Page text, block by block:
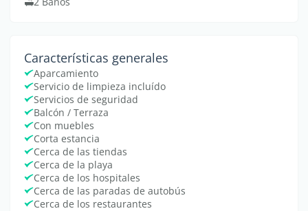
Características generales
Aparcamiento
Servicio de limpieza incluído
Servicios de seguridad
Balcón / Terraza
Con muebles
Corta estancia
Cerca de las tiendas
Cerca de la playa
Cerca de los hospitales
Cerca de las paradas de autobús
Cerca de los restaurantes